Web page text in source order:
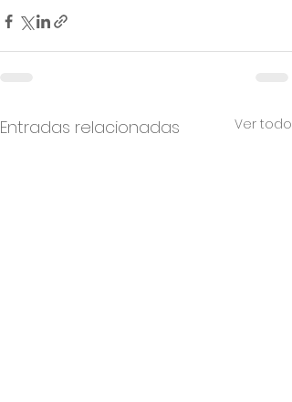
Entradas relacionadas Ver todo